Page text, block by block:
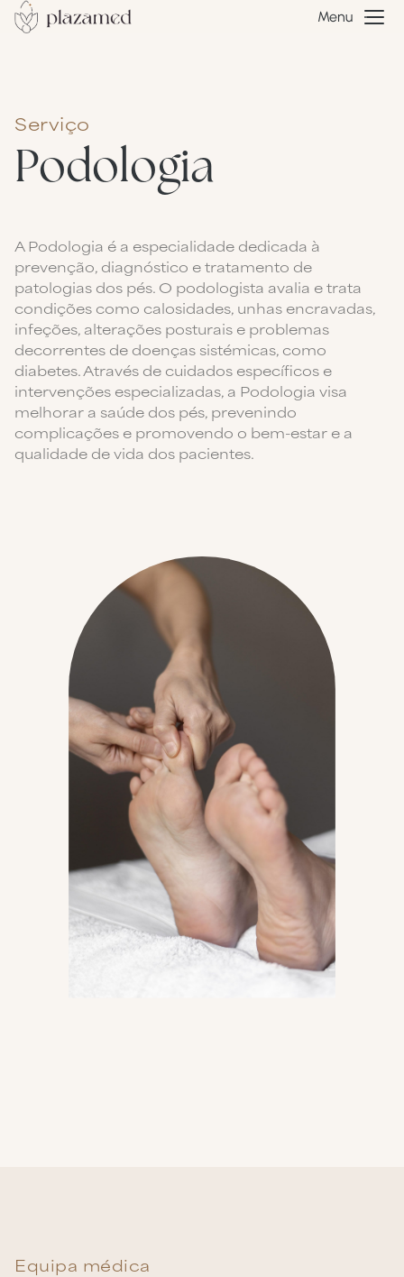
Menu
Serviço
Podologia
A Podologia é a especialidade dedicada à
prevenção, diagnóstico e tratamento de
patologias dos pés. O podologista avalia e trata
condições como calosidades, unhas encravadas,
infeções, alterações posturais e problemas
decorrentes de doenças sistémicas, como
diabetes. Através de cuidados específicos e
intervenções especializadas, a Podologia visa
melhorar a saúde dos pés, prevenindo
complicações e promovendo o bem-estar e a
qualidade de vida dos pacientes.
Equipa médica